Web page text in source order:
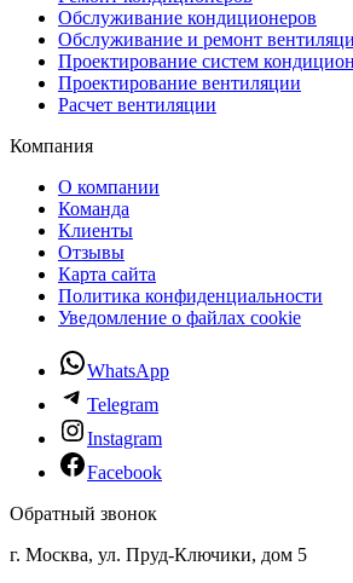
Обслуживание кондиционеров
Обслуживание и ремонт
Проектирование систем
Проектирование вентиляции
Расчет вентиляции
Компания
О компании
Команда
Клиенты
Отзывы
Карта сайта
Политика конфиденциальности
Уведомление о файлах cookie
WhatsApp
Telegram
Instagram
Facebook
Обратный звонок
г. Москва, ул. Пруд-Ключики, дом 5